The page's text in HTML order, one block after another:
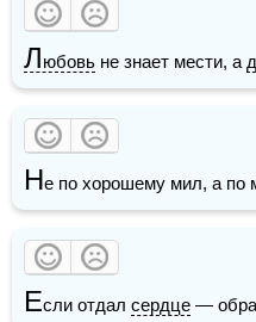
Любовь не знает мести, а
Не по хорошему мил, а по
Если отдал сердце —